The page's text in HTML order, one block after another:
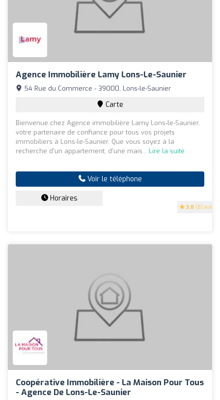
Agence Immobilière Lamy Lons-Le-Saunier
3.8 (81 avis)
54 Rue du Commerce - 39000, Lons-le-Saunier
Carte
Bienvenue chez Agence immobilière Lamy Lons-le-Saunier,
votre partenaire de confiance pour tous vos projets
immobiliers à Lons-le-Saunier. Que vous soyez à la
recherche d'un appartement, d'une mais... Lire la suite
Voir le téléphone
Horaires
Coopérative Immobilière - La Maison Pour Tous
- Agence De Lons-Le-Saunier